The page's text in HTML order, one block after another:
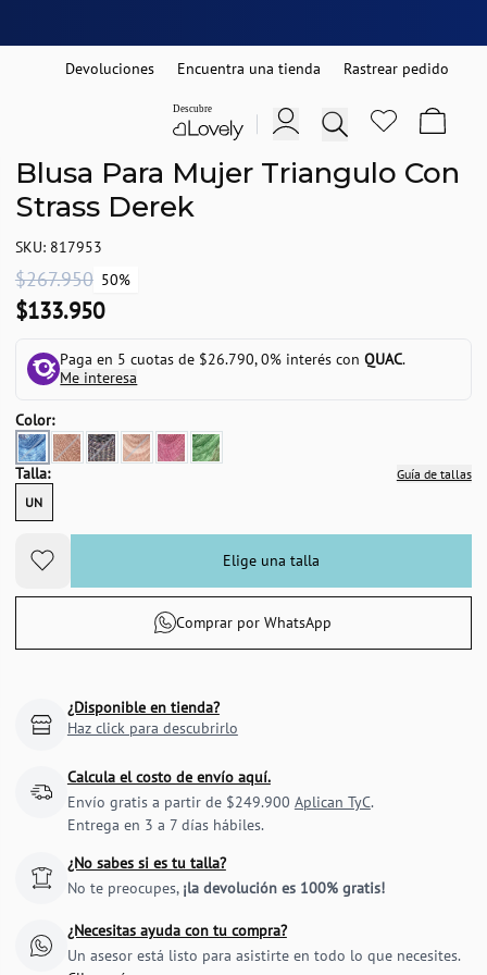
Devoluciones Encuentra una tienda Rastrear pedido
Blusa Para Mujer Triangulo Con
Strass Derek
SKU: 817953
$267.950 50%
$133.950
Paga en 5 cuotas de $26.790, 0% interés conQUAC.
Me interesa
Color:
Talla:
Guía de tallas
UN
Elige una talla
Comprar por WhatsApp
¿Disponible en tienda?
Haz click para descubrirlo
Calcula el costo de envío aquí.
Envío gratis a partir de $249.900 Aplican TyC.
Entrega en 3 a 7 días hábiles.
¿No sabes si es tu talla?
No te preocupes, ¡la devolución es 100% gratis!
¿Necesitas ayuda con tu compra?
Un asesor está listo para asistirte en todo lo que necesites.